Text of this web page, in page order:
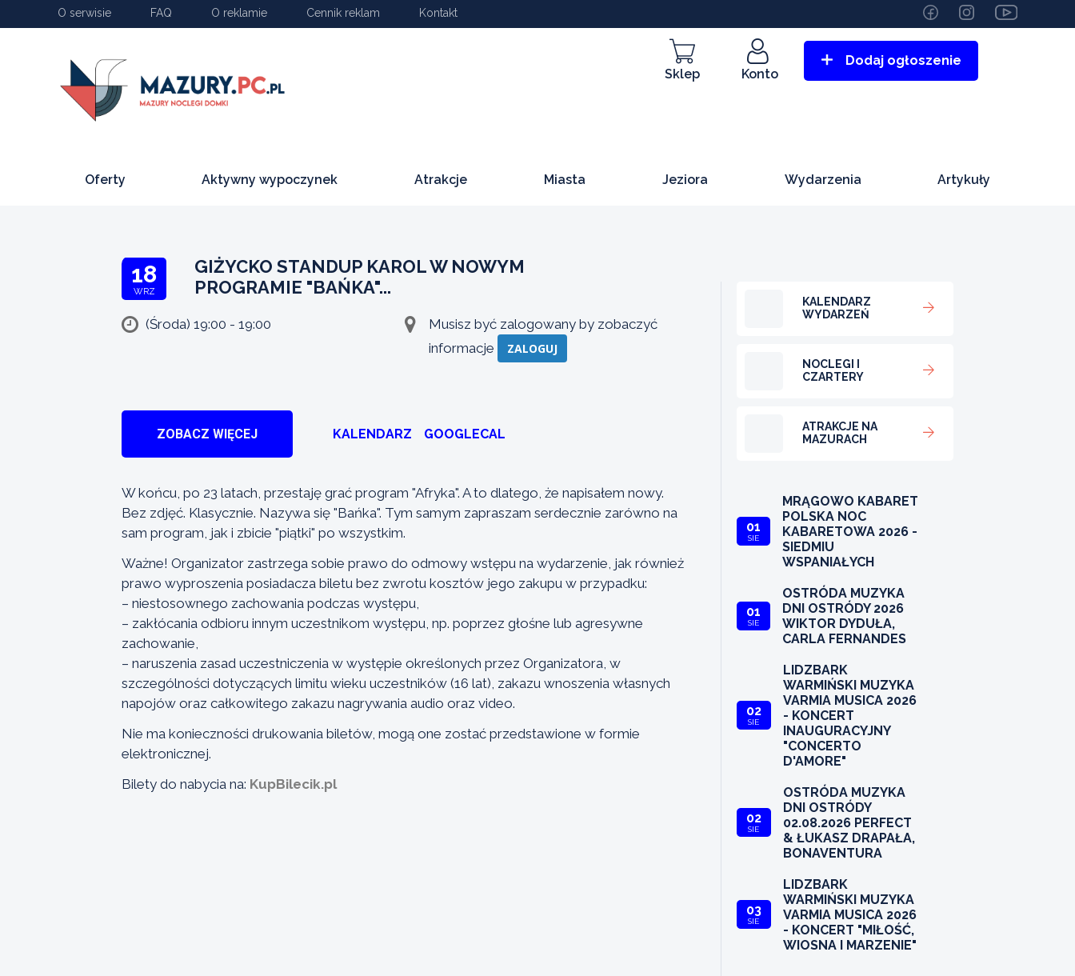
O serwisie FAQ O reklamie Cennik reklam Kontakt
Sklep Konto
Dodaj ogłoszenie
Oferty Aktywny wypoczynek Atrakcje Miasta Jeziora Wydarzenia Artykuły
18
WRZ
GIŻYCKO STANDUP KAROL W NOWYM
PROGRAMIE "BAŃKA"...
(Środa) 19:00 - 19:00
Musisz być zalogowany by zobaczyć
informacje
ZALOGUJ
ZOBACZ WIĘCEJ KALENDARZ GOOGLECAL
W końcu, po 23 latach, przestaję grać program "Afryka". A to dlatego, że napisałem nowy.
Bez zdjęć. Klasycznie. Nazywa się "Bańka". Tym samym zapraszam serdecznie zarówno na
sam program, jak i zbicie "piątki" po wszystkim.
Ważne! Organizator zastrzega sobie prawo do odmowy wstępu na wydarzenie, jak również
prawo wyproszenia posiadacza biletu bez zwrotu kosztów jego zakupu w przypadku:
– niestosownego zachowania podczas występu,
– zakłócania odbioru innym uczestnikom występu, np. poprzez głośne lub agresywne
zachowanie,
– naruszenia zasad uczestniczenia w występie określonych przez Organizatora, w
szczególności dotyczących limitu wieku uczestników (16 lat), zakazu wnoszenia własnych
napojów oraz całkowitego zakazu nagrywania audio oraz video.
Nie ma konieczności drukowania biletów, mogą one zostać przedstawione w formie
elektronicznej.
Bilety do nabycia na: KupBilecik.pl
KALENDARZ
WYDARZEŃ
NOCLEGI I
CZARTERY
ATRAKCJE NA
MAZURACH
01
SIE
MRĄGOWO KABARET
POLSKA NOC
KABARETOWA 2026 -
SIEDMIU
WSPANIAŁYCH
01
SIE
OSTRÓDA MUZYKA
DNI OSTRÓDY 2026
WIKTOR DYDUŁA,
CARLA FERNANDES
02
SIE
LIDZBARK
WARMIŃSKI MUZYKA
VARMIA MUSICA 2026
- KONCERT
INAUGURACYJNY
"CONCERTO
D'AMORE"
02
SIE
OSTRÓDA MUZYKA
DNI OSTRÓDY
02.08.2026 PERFECT
& ŁUKASZ DRAPAŁA,
BONAVENTURA
03
SIE
LIDZBARK
WARMIŃSKI MUZYKA
VARMIA MUSICA 2026
- KONCERT "MIŁOŚĆ,
WIOSNA I MARZENIE"